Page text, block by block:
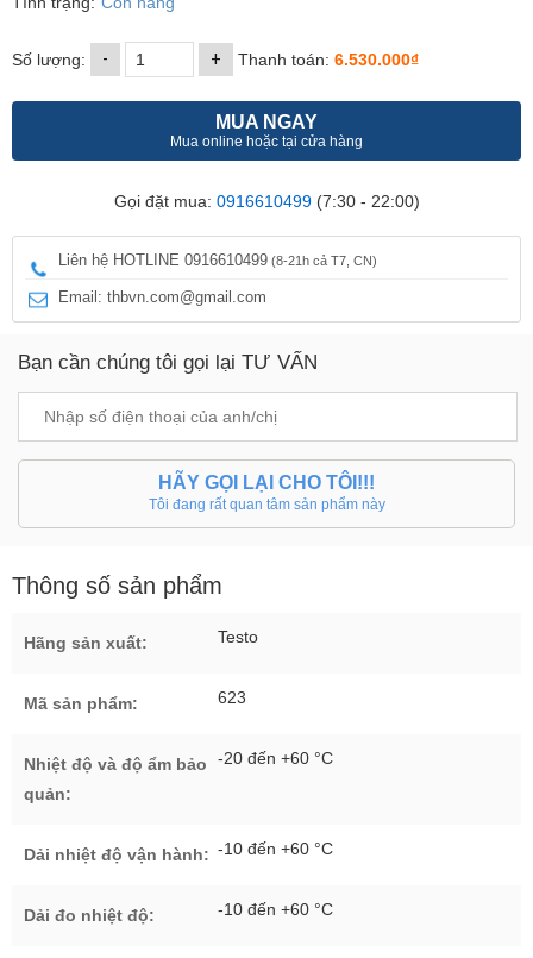
Số lượng: - + Thanh toán: 6.530.000₫
MUA NGAY
Mua online hoặc tại cửa hàng
Gọi đặt mua: 0916610499(7:30 - 22:00)
Liên hệ HOTLINE 0916610499 (8-21h cả T7, CN)
Email: thbvn.com@gmail.com
Bạn cần chúng tôi gọi lại TƯ VẤN
HÃY GỌI LẠI CHO TÔI!!!
Tôi đang rất quan tâm sản phẩm này
Thông số sản phẩm
Hãng sản xuất: Testo
Mã sản phẩm: 623
Nhiệt độ và độ ẩm bảo
quản:
-20 đến +60 °C
Dải nhiệt độ vận hành: -10 đến +60 °C
Dải đo nhiệt độ: -10 đến +60 °C